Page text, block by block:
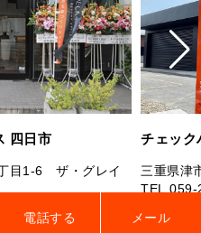
四日市
目1-6 ザ・グレイ
：00 定休日：水曜
チェック
三重県津
TEL.059-
曜（祝日
電話する メール